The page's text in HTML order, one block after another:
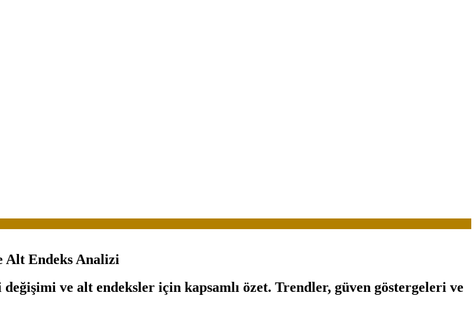
Alt Endeks Analizi
ve alt endeksler için kapsamlı özet. Trendler, güven göstergeleri ve